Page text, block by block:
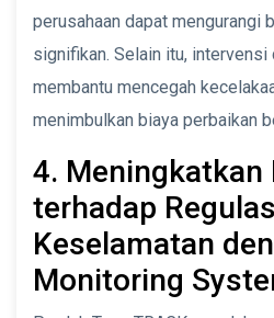
perusahaan dapat mengurangi
signifikan. Selain itu, intervensi
membantu mencegah
menimbulkan biaya perbaikan
4. Meningkatkan
terhadap
Keselamatan
Monitoring